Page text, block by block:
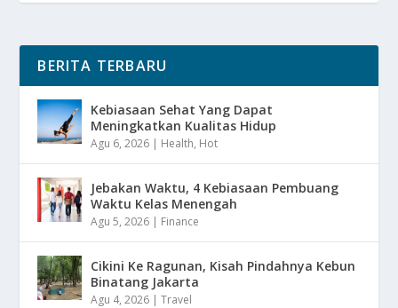
BERITA TERBARU
Kebiasaan Sehat Yang Dapat
Meningkatkan Kualitas Hidup
Agu 6, 2026 | Health, Hot
Jebakan Waktu, 4 Kebiasaan Pembuang
Waktu Kelas Menengah
Agu 5, 2026 | Finance
Cikini Ke Ragunan, Kisah Pindahnya Kebun
Binatang Jakarta
Agu 4, 2026 |Travel